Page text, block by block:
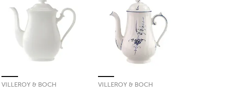
VILLEROY & BOCH VILLEROY & BOCH